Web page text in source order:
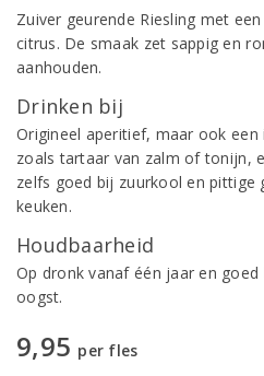
Zuiver geurende Riesling met
citrus. De smaak zet sappig en
aanhouden.
Drinken bij
Origineel aperitief, maar ook
zoals tartaar van zalm of tonijn,
zelfs goed bij zuurkool en pittige
keuken.
Houdbaarheid
Op dronk vanaf één jaar en
oogst.
9,95 per fles